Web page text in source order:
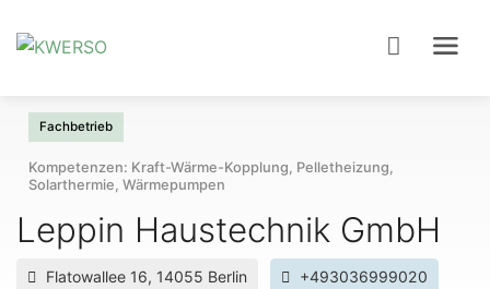
Fachbetrieb
Kompetenzen: Kraft-Wärme-Kopplung, Pelletheizung,
Leppin Haustechnik GmbH